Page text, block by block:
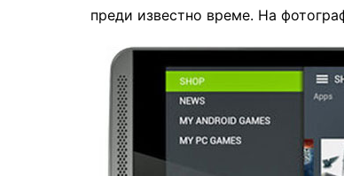
преди известно време. На